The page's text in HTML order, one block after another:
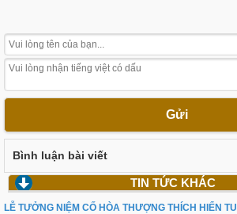
Gửi
Bình luận bài viết
TIN TỨC KHÁC
LỄ TƯỞNG NIỆM CỐ HÒA THƯỢNG THÍCH HIỂN TU